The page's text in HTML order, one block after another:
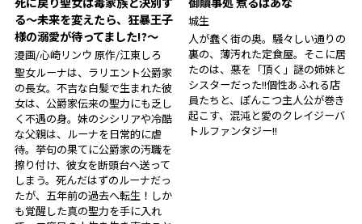
る〜未来を変えたら、狂暴王子
様の溺愛が待ってました!?〜
漫画/心崎リンウ 原作/江東しろ
聖女ルーナは、ラリエント公爵家
の長女。不吉な白髪で生まれた彼
女は、公爵家伝来の聖力にも乏し
く不遇の身。妹のシシリアや冷酷
な父親は、ルーナを日常的に虐
待。挙句の果てに公爵家の汚職を
擦り付け、彼女を断頭台へ送って
しまう。死んだはずのルーナだっ
たが、五年前の過去へ転生！――しか
も覚醒した真の聖力を手に入れ
城生
人が蠢く街の奥。騒々しい通りの
裏の、薄汚れた定食屋。そこに居
たのは、悪を「頂く」謎の姉妹と
シスターだった――!!個性あふれる店
員たちと、ぽんこつ主人公が巻き
起こす、混沌と愛のクレイジーバ
トルファンタジー!!